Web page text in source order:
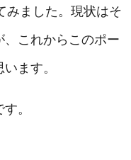
みました。現状はそ
これからこのポー
ます。
。